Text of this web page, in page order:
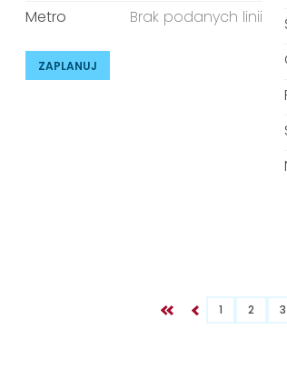
Metro
Brak podanych linii
ZAPLANUJ
1 2 3